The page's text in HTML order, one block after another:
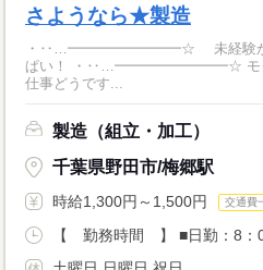
さようなら★製造
・‥…━━━━━━━━☆ 未経験から始められる オシゴトいっ
ぱい！ ・‥…━━━━━━━━☆ モクモク軽作業WORK♪ こんなお
仕事どうです...
製造（組立・加工）
千葉県野田市/梅郷駅
時給1,300円～1,500円 交通費
【 勤務時間 】 ■日勤：8：